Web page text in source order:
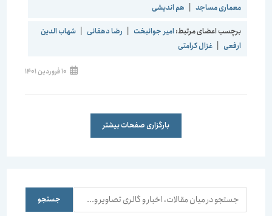
معماری مساجد | هم اندیشی
برچسب اعضای مرتبط:امیر جوانبخت | رضا دهقانی |
شهاب الدین
ارفعی | غزال کرامتی
10 فروردین 1401
بارگزاری صفحات بیشتر
جستجو